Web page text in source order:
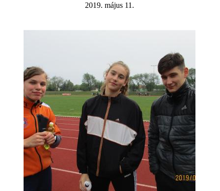
2019. május 11.